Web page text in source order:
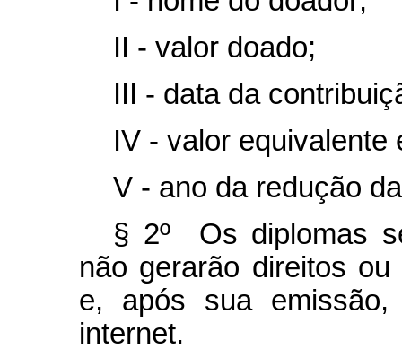
II - valor doado;
III - data da
IV - valor equivalente
V - ano da redução
§ 2º Os diplomas
não gerarão direitos
e, após sua emissão,
internet.